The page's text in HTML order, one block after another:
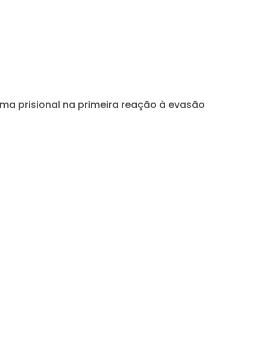
prisional na primeira reação à evasão